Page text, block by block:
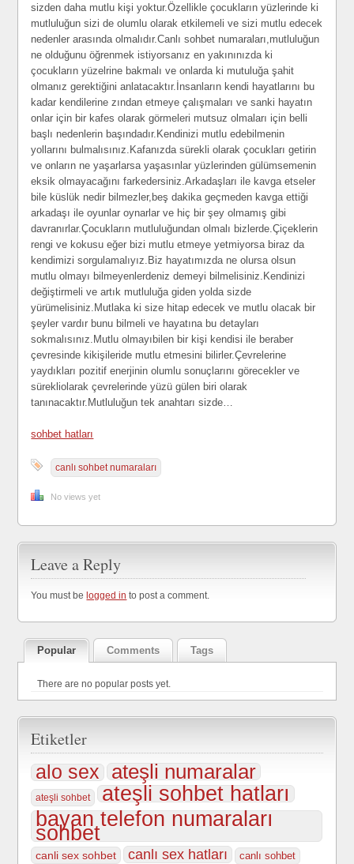
sizden daha mutlu kişi yoktur.Özellikle çocukların yüzlerinde ki
mutluluğun sizi de olumlu olarak etkilemeli ve sizi mutlu edecek
nedenler arasında olmalıdır.Canlı sohbet numaraları,mutluluğun
ne olduğunu öğrenmek istiyorsanız en yakınınızda ki
çocukların yüzelrine bakmalı ve onlarda ki mutuluğa şahit
olmanız gerektiğini anlatacaktır.İnsanların kendi hayatlarını bu
kadar kendilerine zından etmeye çalışmaları ve sanki hayatın
onlar için bir kafes olarak görmeleri mutsuz olmaları için belli
başlı nedenlerin başındadır.Kendinizi mutlu edebilmenin
yollarını bulmalısınız.Kafanızda sürekli olarak çocukları getirin
ve onların ne yaşarlarsa yaşasınlar yüzlerinden gülümsemenin
eksik olmayacağını farkedersiniz.Arkadaşları ile kavga etseler
bile küslük nedir bilmezler,beş dakika geçmeden kavga ettiği
arkadaşı ile oyunlar oynarlar ve hiç bir şey olmamış gibi
davranırlar.Çocukların mutluluğundan olmalı bizlerde.Çiçeklerin
rengi ve kokusu eğer bizi mutlu etmeye yetmiyorsa biraz da
kendimizi sorgulamalıyız.Biz hayatımızda ne olursa olsun
mutlu olmayı bilmeyenlerdeniz demeyi bilmelisiniz.Kendinizi
değiştirmeli ve artık mutluluğa giden yolda sizde
yürümelisiniz.Mutlaka ki size hitap edecek ve mutlu olacak bir
şeyler vardır bunu bilmeli ve hayatına bu detayları
sokmalısınız.Mutlu olmayıbilen bir kişi kendisi ile beraber
çevresinde kikişileride mutlu etmesini bilirler.Çevrelerine
yaydıkları pozitif enerjinin olumlu sonuçlarını görecekler ve
sürekliolarak çevrelerinde yüzü gülen biri olarak
tanınacaktır.Mutluluğun tek anahtarı sizde…
sohbet hatları
canlı sohbet numaraları
No views yet
Leave a Reply
You must be logged in to post a comment.
Popular Comments Tags
There are no popular posts yet.
Etiketler
alo sex
ateşli numaralar
ateşli sohbet ateşli sohbet hatları
bayan telefon numaraları
sohbet
canli sex sohbet canlı sex hatları canlı sohbet